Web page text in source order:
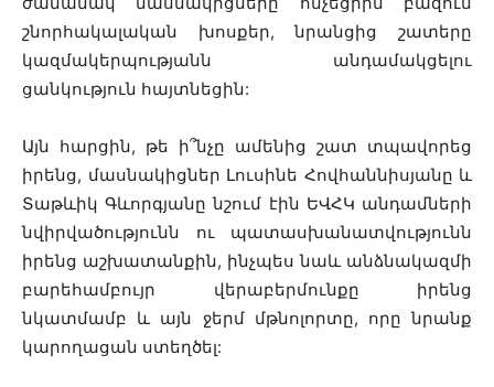
շնորհակալական խոսքեր, նրանցից շատերը
կազմակերպությանն անդամակցելու
ցանկություն հայտնեցին:
Այն հարցին, թե ի՞նչը ամենից շատ տպավորեց
իրենց, մասնակիցներ Լուսինե Հովհաննիսյանը և
Տաթևիկ Գևորգյանը նշում էին ԵՎՀԿ անդամների
նվիրվածությունն ու պատասխանատվությունն
իրենց աշխատանքին, ինչպես նաև անձնակազմի
բարեհամբույր վերաբերմունքը իրենց
նկատմամբ և այն ջերմ մթնոլորտը, որը նրանք
կարողացան ստեղծել: